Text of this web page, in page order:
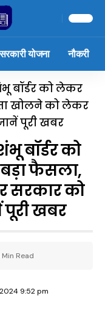
योजना नौकरी
बॉर्डर को लेकर
खोलने को लेकर
पूरी खबर
बॉर्डर को
बड़ा फैसला,
सरकार को
खबर
9:52 pm
Min Read